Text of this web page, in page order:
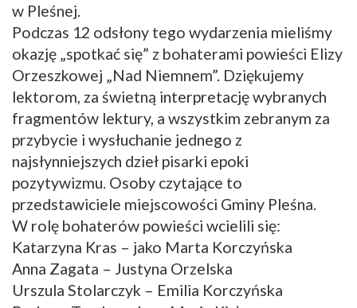
w Pleśnej.
Podczas 12 odsłony tego wydarzenia mieliśmy
okazję „spotkać się” z bohaterami powieści Elizy
Orzeszkowej „Nad Niemnem”. Dziękujemy
lektorom, za świetną interpretację wybranych
fragmentów lektury, a wszystkim zebranym za
przybycie i wysłuchanie jednego z
najsłynniejszych dzieł pisarki epoki
pozytywizmu. Osoby czytające to
przedstawiciele miejscowości Gminy Pleśna.
W rolę bohaterów powieści wcielili się:
Katarzyna Kras – jako Marta Korczyńska
Anna Zagata – Justyna Orzelska
Urszula Stolarczyk – Emilia Korczyńska